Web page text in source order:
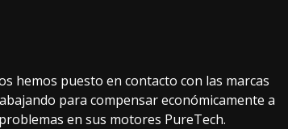
hemos puesto en contacto con las marcas
para compensar económicamente a
en sus motores PureTech.